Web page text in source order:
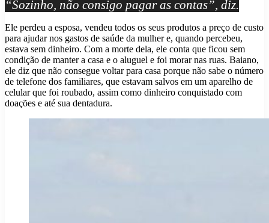
“Sozinho, não consigo pagar as contas”, diz.
Ele perdeu a esposa, vendeu todos os seus produtos a preço de custo
para ajudar nos gastos de saúde da mulher e, quando percebeu,
estava sem dinheiro. Com a morte dela, ele conta que ficou sem
condição de manter a casa e o aluguel e foi morar nas ruas. Baiano,
ele diz que não consegue voltar para casa porque não sabe o número
de telefone dos familiares, que estavam salvos em um aparelho de
celular que foi roubado, assim como dinheiro conquistado com
doações e até sua dentadura.